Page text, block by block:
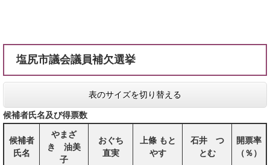
塩尻市議会議員補欠選挙
表のサイズを切り替える
候補者氏名及び得票数
候補者
氏名
やまざ
き 油美
子
おぐち
直実
上條 もと
やす
石井 つ
とむ
開票率
（％）